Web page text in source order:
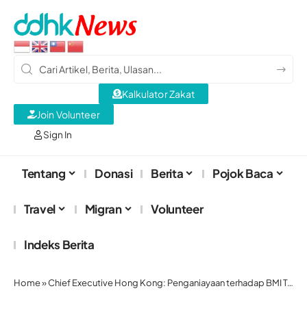
Sign In
Kalkulator Zakat
Join Volunteer
Tentang Donasi Berita Pojok Baca
Travel Migran Volunteer
Indeks Berita
Home»Chief Executive Hong Kong: Penganiayaan terhadap BMI Tak Bisa Ditoleransi